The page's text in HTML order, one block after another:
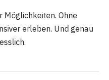
Ohne
erleben. Und genau